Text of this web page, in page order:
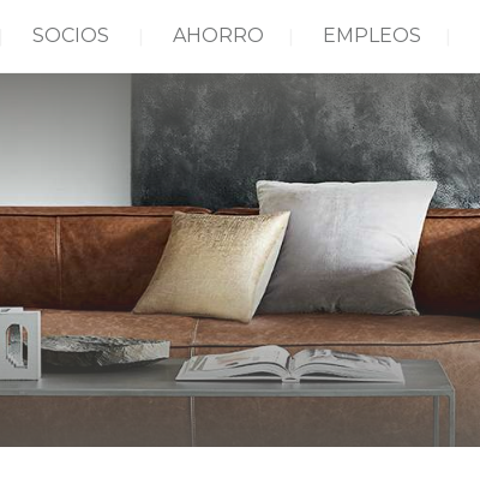
SOCIOS AHORRO EMPLEOS